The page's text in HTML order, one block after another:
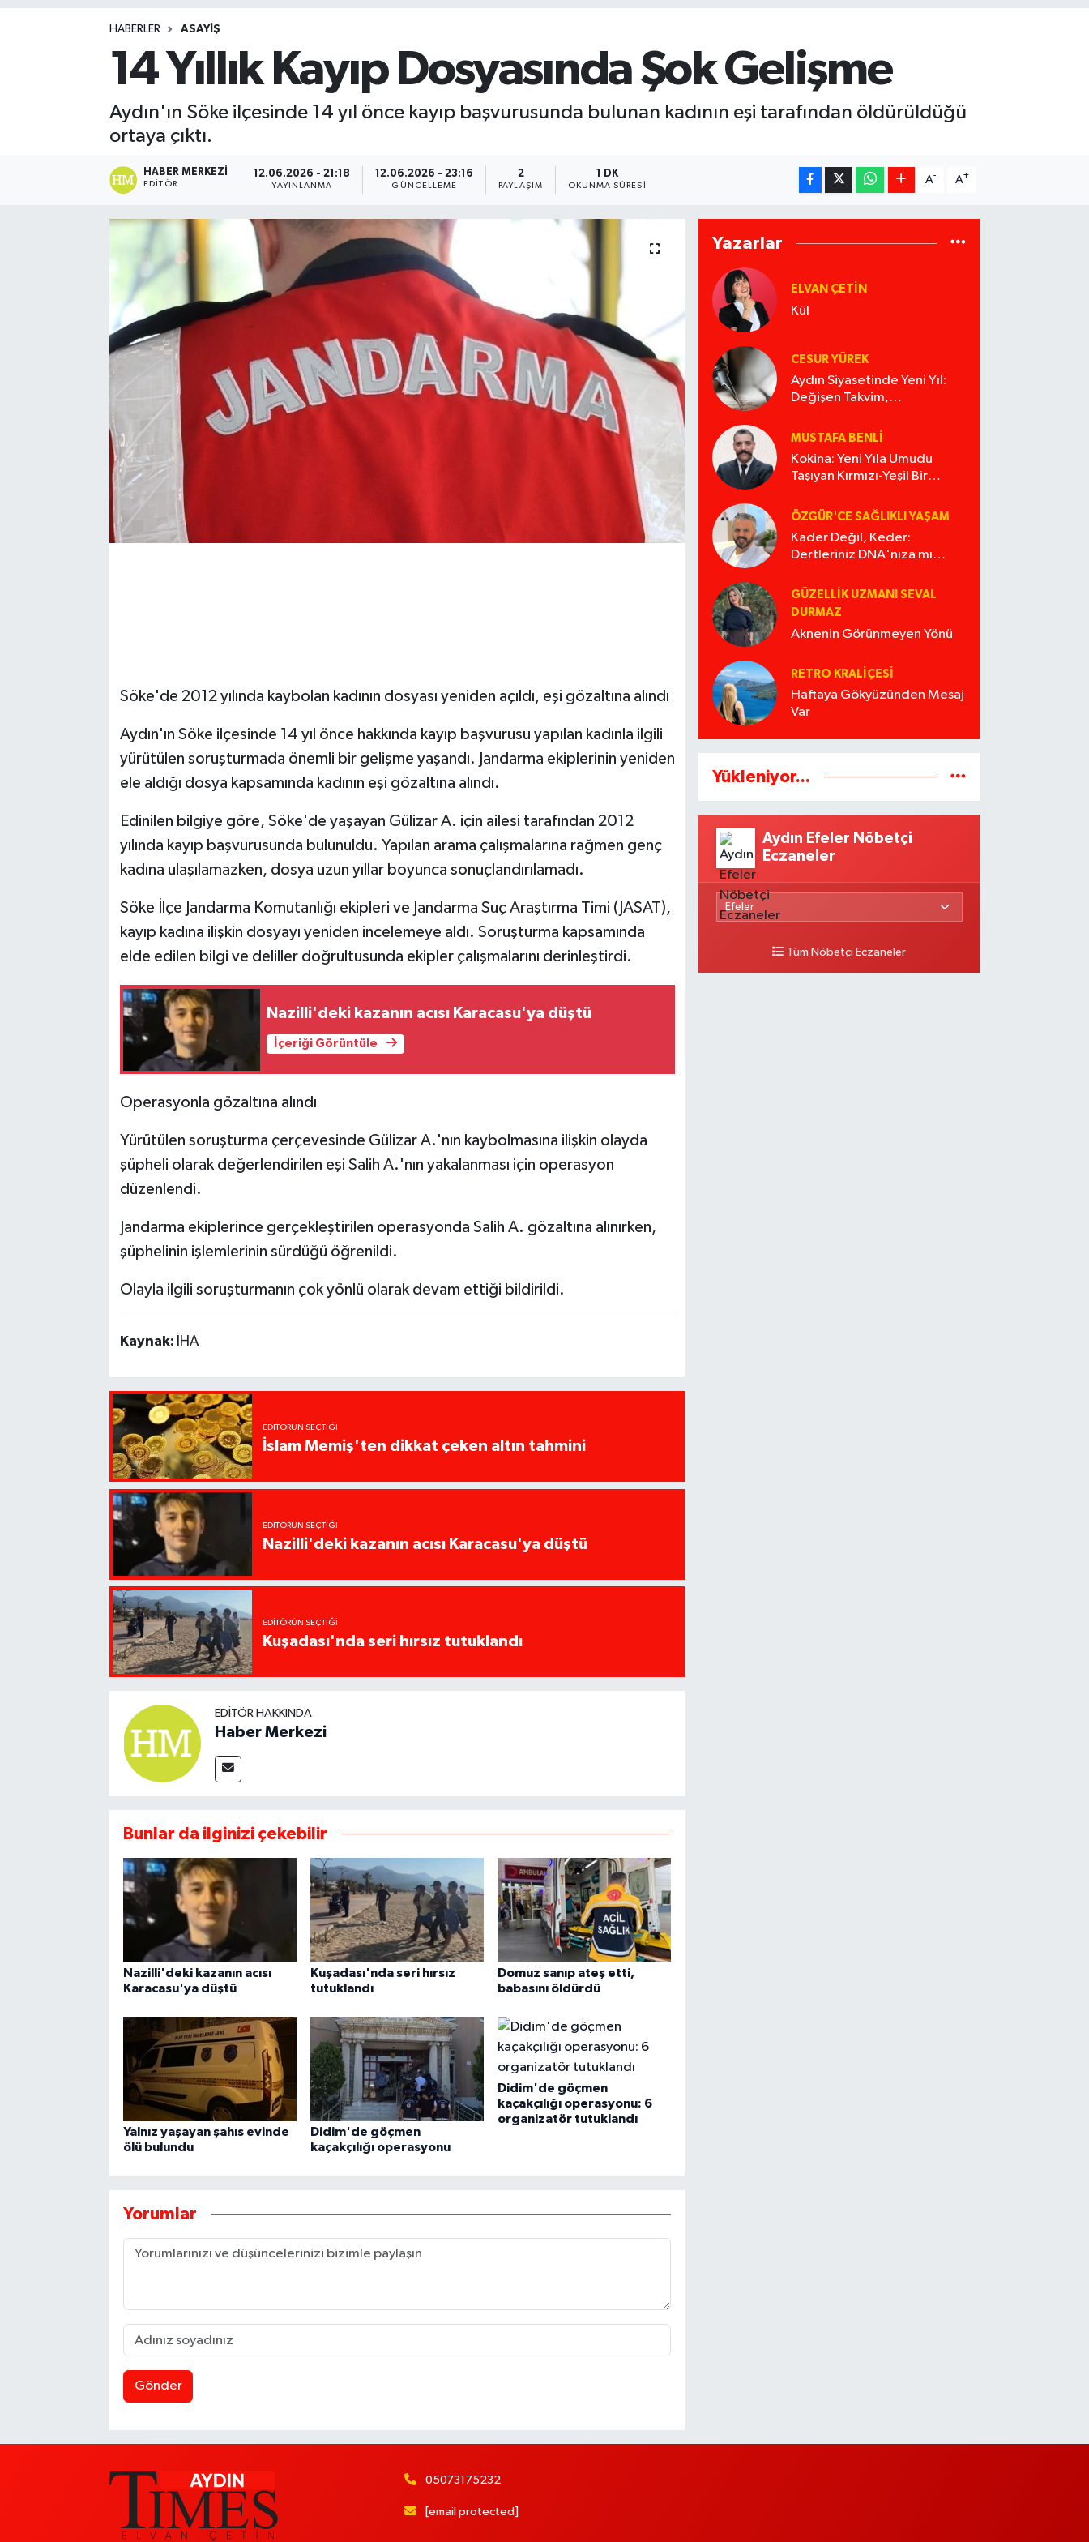
HABERLER ASAYIŞ
14 Yıllık Kayıp Dosyasında Şok Gelişme
Aydın'ın Söke ilçesinde 14 yıl önce kayıp başvurusunda bulunan kadının eşi tarafından öldürüldüğü
ortaya çıktı.
HABER MERKEZI
EDITÖR
12.06.2026 - 21:18
YAYINLANMA
12.06.2026 - 23:16
GÜNCELLEME
2
PAYLAŞIM
1 DK
OKUNMA SÜRESI
A- A+
Söke'de 2012 yılında kaybolan kadının dosyası yeniden açıldı, eşi gözaltına alındı
Aydın'ın Söke ilçesinde 14 yıl önce hakkında kayıp başvurusu yapılan kadınla ilgili
yürütülen soruşturmada önemli bir gelişme yaşandı. Jandarma ekiplerinin yeniden
ele aldığı dosya kapsamında kadının eşi gözaltına alındı.
Edinilen bilgiye göre, Söke'de yaşayan Gülizar A. için ailesi tarafından 2012
yılında kayıp başvurusunda bulunuldu. Yapılan arama çalışmalarına rağmen genç
kadına ulaşılamazken, dosya uzun yıllar boyunca sonuçlandırılamadı.
Söke İlçe Jandarma Komutanlığı ekipleri ve Jandarma Suç Araştırma Timi (JASAT),
kayıp kadına ilişkin dosyayı yeniden incelemeye aldı. Soruşturma kapsamında
elde edilen bilgi ve deliller doğrultusunda ekipler çalışmalarını derinleştirdi.
Nazilli'deki kazanın acısı Karacasu'ya düştü
İçeriği Görüntüle
Operasyonla gözaltına alındı
Yürütülen soruşturma çerçevesinde Gülizar A.'nın kaybolmasına ilişkin olayda
şüpheli olarak değerlendirilen eşi Salih A.'nın yakalanması için operasyon
düzenlendi.
Jandarma ekiplerince gerçekleştirilen operasyonda Salih A. gözaltına alınırken,
şüphelinin işlemlerinin sürdüğü öğrenildi.
Olayla ilgili soruşturmanın çok yönlü olarak devam ettiği bildirildi.
Kaynak: İHA
EDITÖRÜN SEÇTIĞI
İslam Memiş'ten dikkat çeken altın tahmini
EDITÖRÜN SEÇTIĞI
Nazilli'deki kazanın acısı Karacasu'ya düştü
EDITÖRÜN SEÇTIĞI
Kuşadası'nda seri hırsız tutuklandı
EDITÖR HAKKINDA
Haber Merkezi
Bunlar da ilginizi çekebilir
Nazilli'deki kazanın acısı
Karacasu'ya düştü
Kuşadası'nda seri hırsız
tutuklandı
Domuz sanıp ateş etti,
babasını öldürdü
Yalnız yaşayan şahıs evinde
ölü bulundu
Didim'de göçmen
kaçakçılığı operasyonu
Didim'de göçmen
kaçakçılığı operasyonu: 6
organizatör tutuklandı
Yorumlar
Gönder
Yazarlar
ELVAN ÇETIN
Kül
CESUR YÜREK
Aydın Siyasetinde Yeni Yıl:
Değişen Takvim,
MUSTAFA BENLI
Kokina: Yeni Yıla Umudu
Taşıyan Kırmızı-Yeşil Bir
ÖZGÜR'CE SAĞLIKLI YAŞAM
Kader Değil, Keder:
Dertleriniz DNA'nıza mı
GÜZELLIK UZMANI SEVAL
DURMAZ
Aknenin Görünmeyen Yönü
RETRO KRALIÇESI
Haftaya Gökyüzünden Mesaj
Var
Yükleniyor...
Aydın Efeler Nöbetçi
Eczaneler
Tüm Nöbetçi Eczaneler
05073175232
[email protected]